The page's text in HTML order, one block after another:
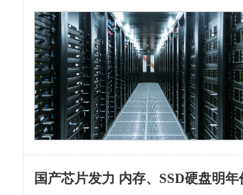
国产芯片发力 内存、SSD硬盘明